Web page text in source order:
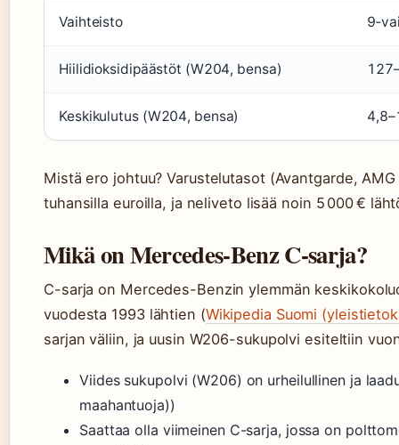
Vaihteisto
Hiilidioksidipäästöt (W204, bensa)
Keskikulutus (W204, bensa)
Mistä ero johtuu? Varustelutasot (Avantgarde,
tuhansilla euroilla, ja neliveto lisää noin 5 000 €
Mikä on Mercedes-Benz C-sarja?
C-sarja on Mercedes-Benzin ylemmän
vuodesta 1993 lähtien (Wikipedia Suomi
sarjan väliin, ja uusin W206-sukupolvi esiteltiin
Viides sukupolvi (W206) on urheilullinen ja
maahantuoja))
Saattaa olla viimeinen C-sarja, jossa on